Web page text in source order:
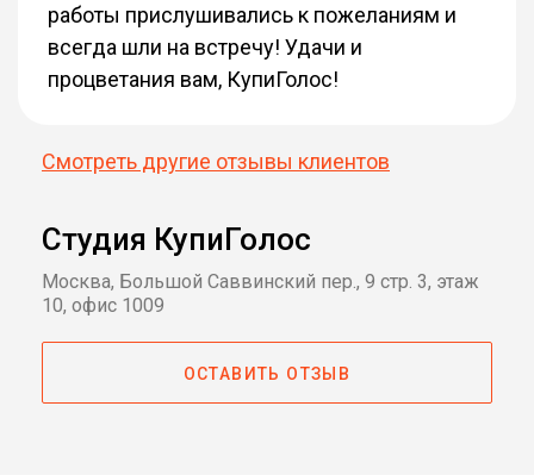
работы прислушивались к пожеланиям и
всегда шли на встречу! Удачи и
процветания вам, КупиГолос!
Смотреть другие отзывы клиентов
Студия КупиГолос
Москва, Большой Саввинский пер., 9 стр. 3, этаж
10, офис 1009
ОСТАВИТЬ ОТЗЫВ